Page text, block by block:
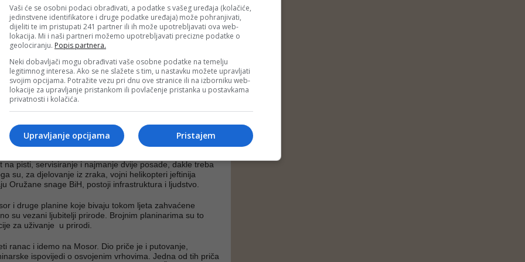
na model dobrovoljnog vatrogastva koji je zadržan u
Hrvatskoj pravo rješenje i za BiH. To je znatno jeftiniji
je volonterski i omogućava mobilizaciju
ljudstva.
u stavu da se požar ne gasi iz zraka.
ne dođe na požarište, dok vatrogasac s 'brentačom' na
teren, s krampom ne razvali korijen ili panj, dakle
vatru, nema govora o ugašenom požaru - pojašnjava
nema vatrogasnu pješadiju, a hoćemo avione".
praktičniji i učinkovitiji jer do požarišta dovoze
ljude i vodu. Za punjenje kanadera potrebna je veća
nema u BiH, a za airtrator treba pista dužine dva
na pisti, servisiranje i najmanje dvije posade, dakle treba
su, za djelovanje iz zraka, vojni helikopteri jeftinija
Oružane snage BiH, postoji infrastruktura i ljudstvo.
i druge planine koje bivaju tokom ljeta zahvaćene
su vezani ljubitelji prirode. Brojnim planinarima su to
za uživanje u prirodi.
ranac i idemo na Mosor. Dio priče je i putovanje,
ispovijedi o osvojenim vrhovima. Jedna od tih priča
Vaši će se osobni podaci obrađivati, a podatke s vašeg uređaja (kolačiće,
jedinstvene identifikatore i druge podatke uređaja) može pohranjivati,
dijeliti te im pristupati 241 partner ili ih može upotrebljavati ova web-
lokacija. Mi i naši partneri možemo upotrebljavati precizne podatke o
geolociranju. Popis partnera.
Neki dobavljači mogu obrađivati vaše osobne podatke na temelju
legitimnog interesa. Ako se ne slažete s tim, u nastavku možete upravljati
svojim opcijama. Potražite vezu pri dnu ove stranice ili na izborniku web-
lokacije za upravljanje pristankom ili povlačenje pristanka u postavkama
privatnosti i kolačića.
Pristajem
Upravljanje opcijama